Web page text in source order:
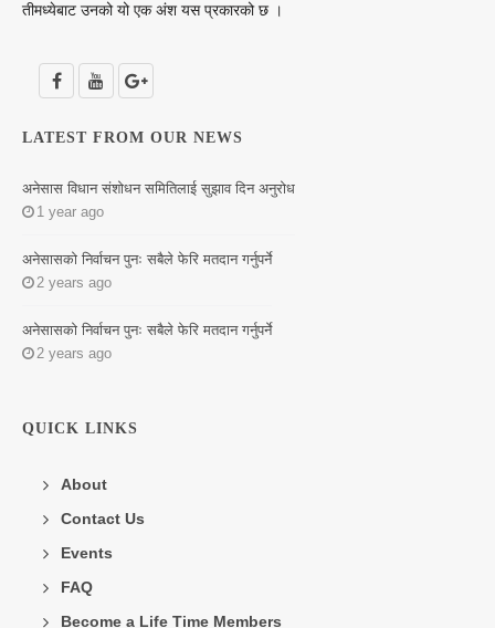
LITERATURE
तीमध्येबाट उनको यो एक अंश यस प्रकारको छ ।
LATEST FROM OUR NEWS
अनेसास विधान संशोधन समितिलाई सुझाव दिन अनुरोध
1 year ago
अनेसासको निर्वाचन पुनः सबैले फेरि मतदान गर्नुपर्ने
2 years ago
अनेसासको निर्वाचन पुनः सबैले फेरि मतदान गर्नुपर्ने
2 years ago
QUICK LINKS
About
Contact Us
Events
FAQ
Become a Life Time Members